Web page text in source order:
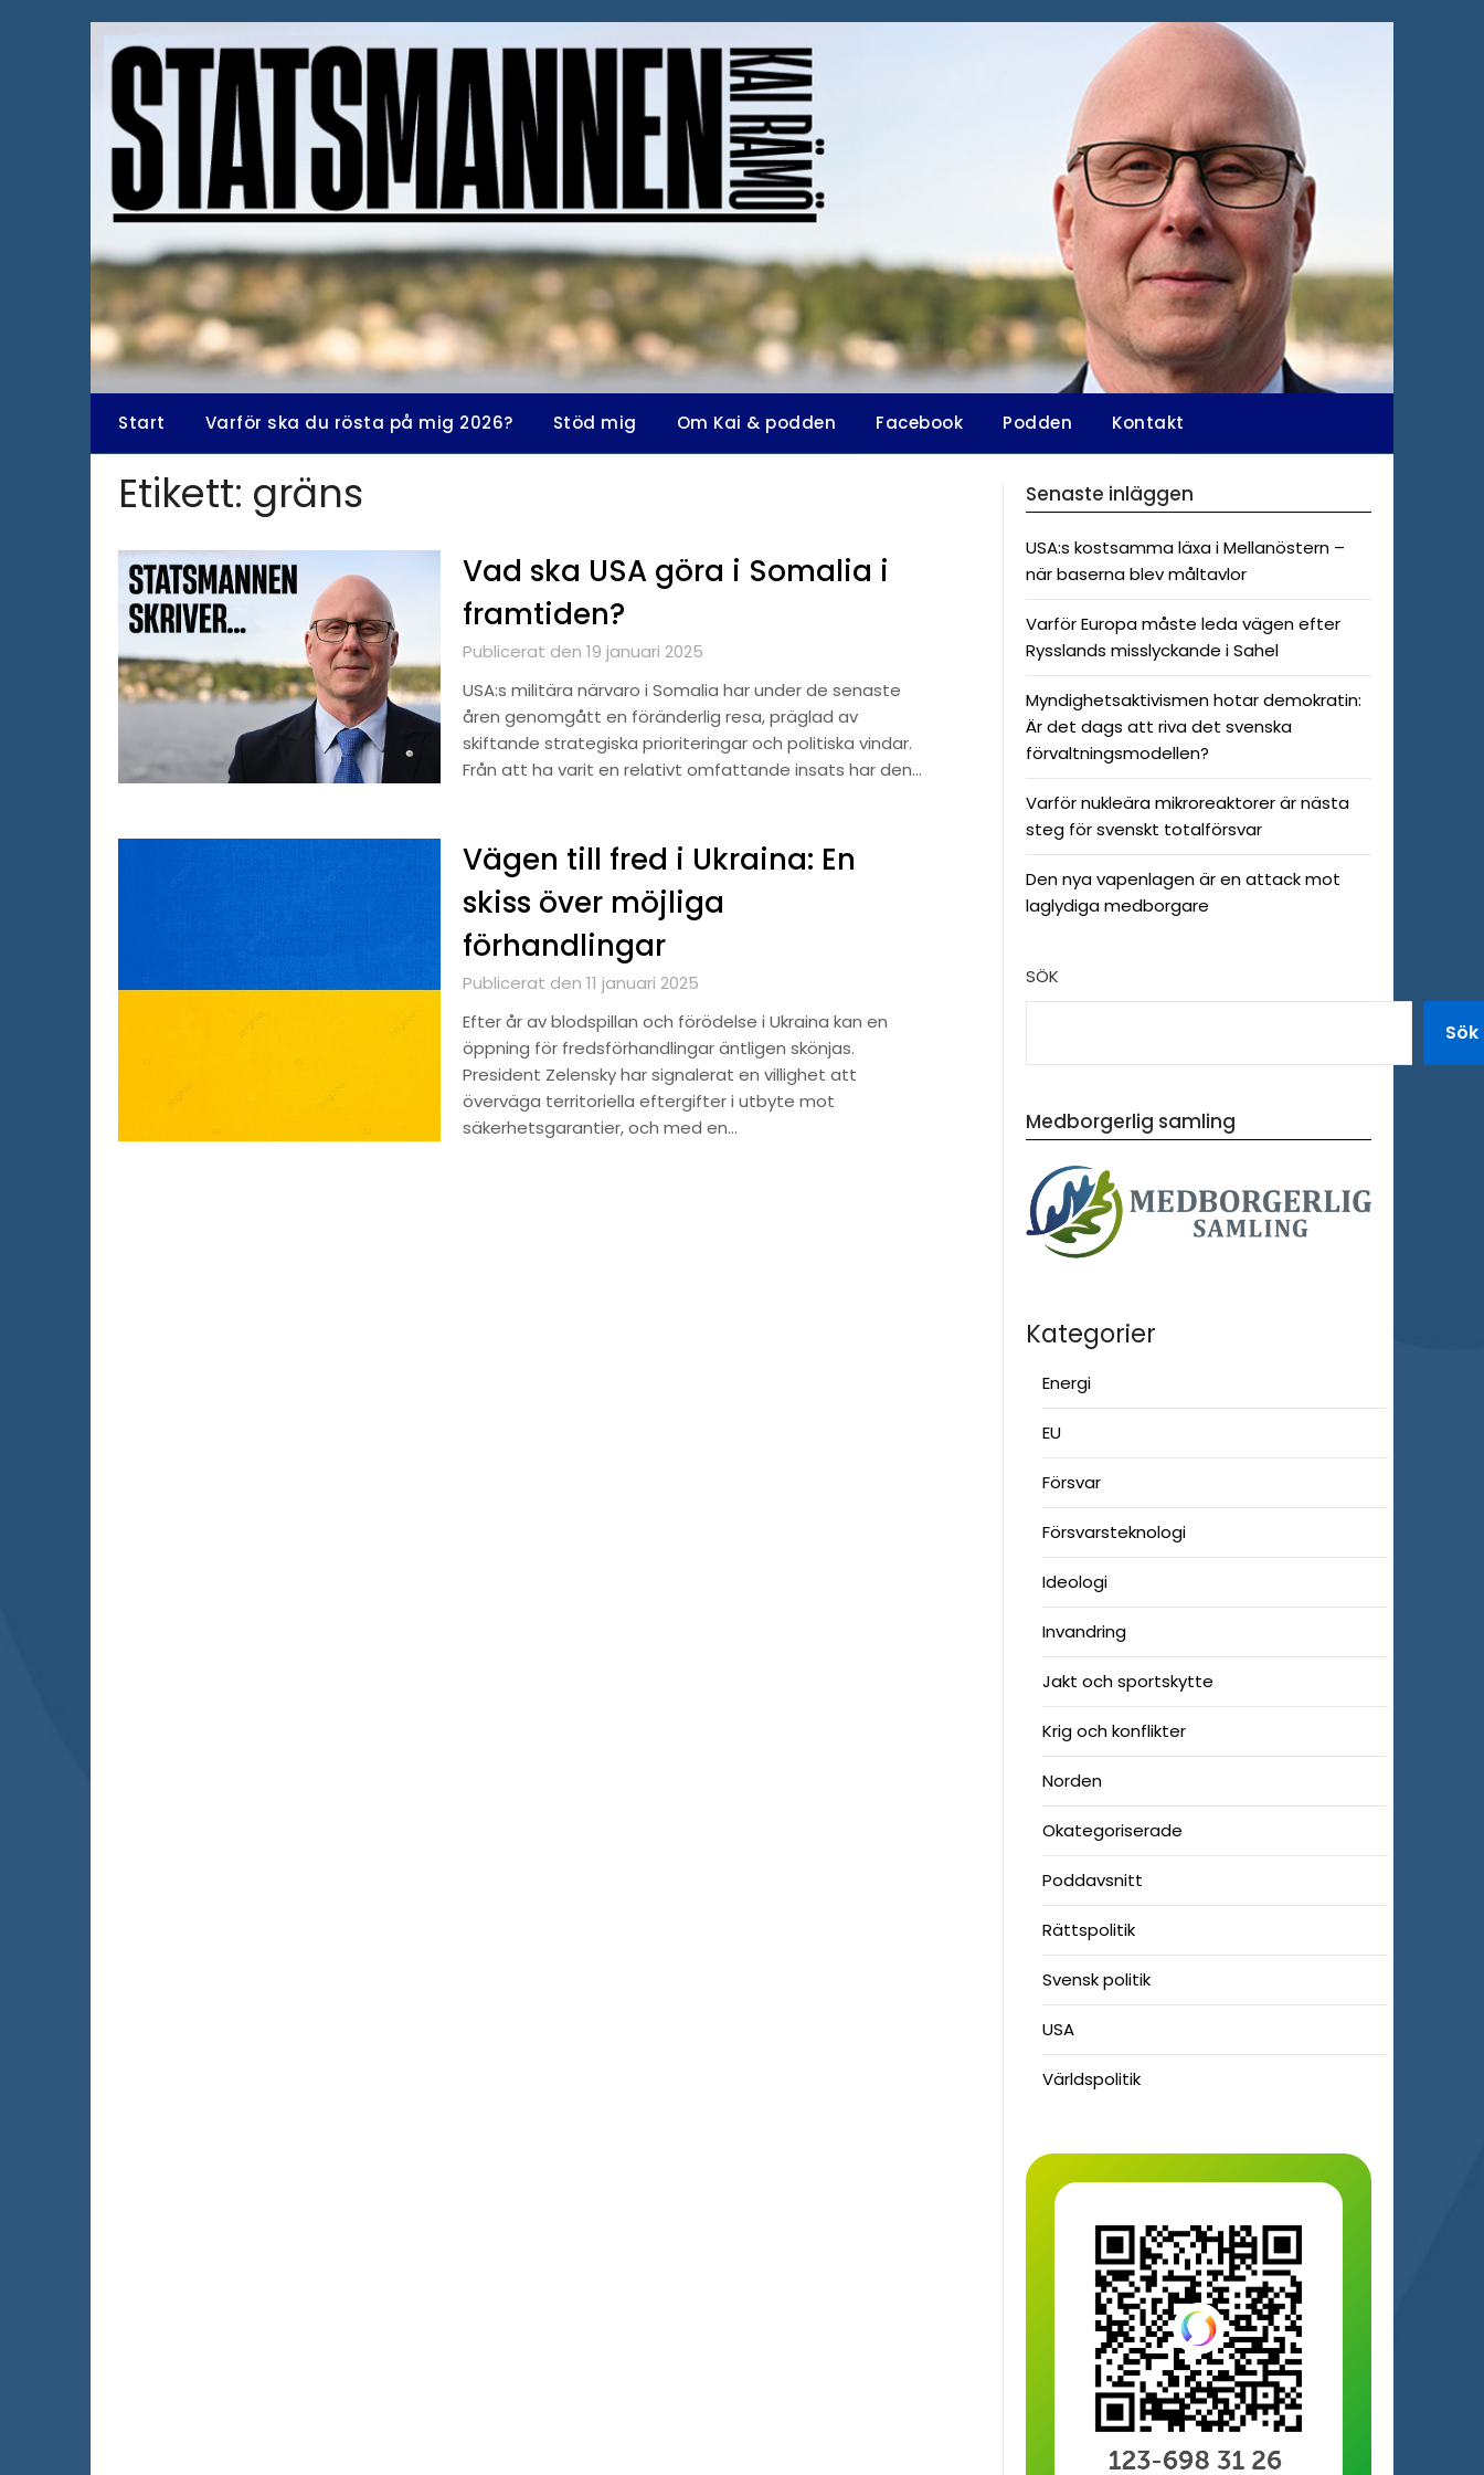
Start Varför ska du rösta på mig 2026? Stöd mig Om Kai & podden Facebook Podden Kontakt
Etikett: gräns
Vad ska USA göra i Somalia i
framtiden?
Publicerat den 19 januari 2025
USA:s militära närvaro i Somalia har under de senaste
åren genomgått en föränderlig resa, präglad av
skiftande strategiska prioriteringar och politiska vindar.
Från att ha varit en relativt omfattande insats har den…
Vägen till fred i Ukraina: En
skiss över möjliga
förhandlingar
Publicerat den 11 januari 2025
Efter år av blodspillan och förödelse i Ukraina kan en
öppning för fredsförhandlingar äntligen skönjas.
President Zelensky har signalerat en villighet att
överväga territoriella eftergifter i utbyte mot
säkerhetsgarantier, och med en…
Senaste inläggen
USA:s kostsamma läxa i Mellanöstern –
när baserna blev måltavlor
Varför Europa måste leda vägen efter
Rysslands misslyckande i Sahel
Myndighetsaktivismen hotar demokratin:
Är det dags att riva det svenska
förvaltningsmodellen?
Varför nukleära mikroreaktorer är nästa
steg för svenskt totalförsvar
Den nya vapenlagen är en attack mot
laglydiga medborgare
SÖK
Sök
Medborgerlig samling
Kategorier
Energi
EU
Försvar
Försvarsteknologi
Ideologi
Invandring
Jakt och sportskytte
Krig och konflikter
Norden
Okategoriserade
Poddavsnitt
Rättspolitik
Svensk politik
USA
Världspolitik